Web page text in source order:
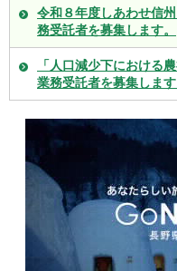
令和８年度しあわせ信
務受託者を募集します。
「人口減少下における
業務受託者を募集します